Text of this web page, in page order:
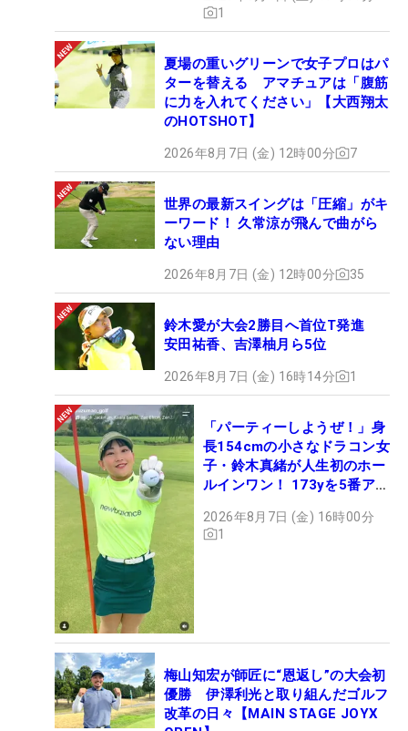
1
夏場の重いグリーンで女子プロはパ
ターを替える アマチュアは「腹筋
に力を入れてください」【大西翔太
のHOTSHOT】
2026年8月7日 (金) 12時00分 7
世界の最新スイングは「圧縮」がキ
ーワード！ 久常涼が飛んで曲がら
ない理由
2026年8月7日 (金) 12時00分 35
鈴木愛が大会2勝目へ首位T発進
安田祐香、吉澤柚月ら5位
2026年8月7日 (金) 16時14分 1
「パーティーしようぜ！」身
長154cmの小さなドラコン女
子・鈴木真緒が人生初のホー
ルインワン！ 173yを5番アイ
2026年8月7日 (金) 16時00分
1
梅山知宏が師匠に“恩返し”の大会初
優勝 伊澤利光と取り組んだゴルフ
改革の日々【MAIN STAGE JOYX